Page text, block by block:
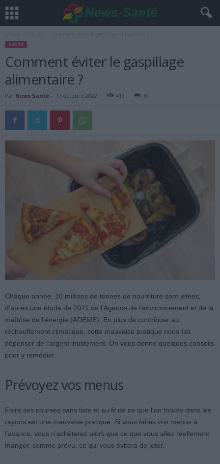
SANTÉ
Comment éviter le gaspillage
alimentaire ?
Par News Santé - 17 octobre 2022 419 0
Chaque année, 10 millions de tonnes de nourriture sont jetées,
d’après une étude de 2021 de l’Agence de l’environnement et de la
maîtrise de l’énergie (ADEME). En plus de contribuer au
réchauffement climatique, cette mauvaise pratique nous fait
dépenser de l’argent inutilement. On vous donne quelques conseils
pour y remédier.
Prévoyez vos menus
Faire ses courses sans liste et au fil de ce que l’on trouve dans les
rayons est une mauvaise pratique. Si vous faites vos menus à
l’avance, vous n’achèterez alors que ce que vous allez réellement
manger, comme prévu, ce qui vous évitera de jeter.